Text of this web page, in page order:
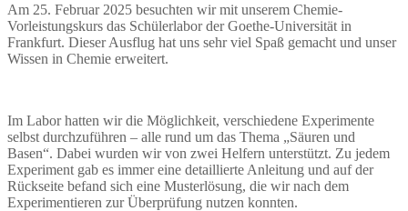
Am 25. Februar 2025 besuchten wir mit unserem Chemie-
Vorleistungskurs das Schülerlabor der Goethe-Universität in
Frankfurt. Dieser Ausflug hat uns sehr viel Spaß gemacht und unser
Wissen in Chemie erweitert.
Im Labor hatten wir die Möglichkeit, verschiedene Experimente
selbst durchzuführen – alle rund um das Thema „Säuren und
Basen“. Dabei wurden wir von zwei Helfern unterstützt. Zu jedem
Experiment gab es immer eine detaillierte Anleitung und auf der
Rückseite befand sich eine Musterlösung, die wir nach dem
Experimentieren zur Überprüfung nutzen konnten.